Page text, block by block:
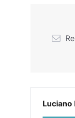
Luciano